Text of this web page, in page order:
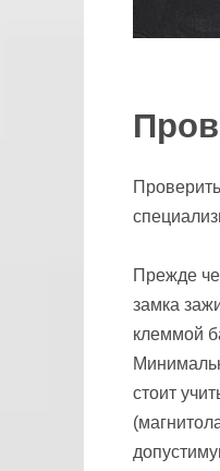
Прежде
замка
клеммой
стоит